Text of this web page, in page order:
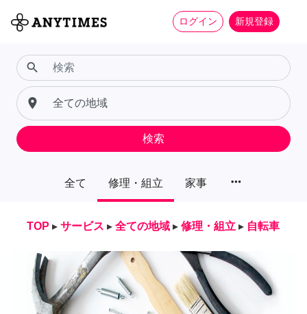
ログイン 新規登録
全て 修理・組立 家事 more_horiz
search
place
検索
TOP ▸ サービス ▸ 全ての地域 ▸ 修理・組立 ▸ 自転車